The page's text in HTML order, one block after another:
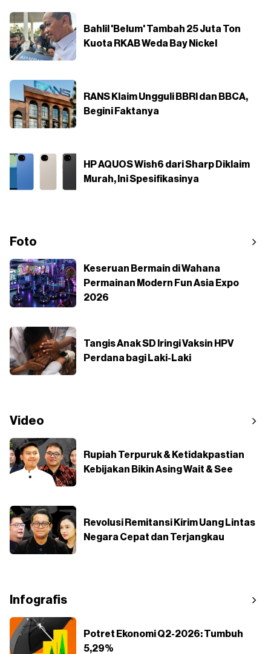
Bahlil 'Belum' Tambah 25 Juta Ton
Kuota RKAB Weda Bay Nickel
RANS Klaim Ungguli BBRI dan BBCA,
Begini Faktanya
HP AQUOS Wish6 dari Sharp Diklaim
Murah, Ini Spesifikasinya
Foto
Keseruan Bermain di Wahana
Permainan Modern Fun Asia Expo
2026
Tangis Anak SD Iringi Vaksin HPV
Perdana bagi Laki-Laki
Video
Rupiah Terpuruk & Ketidakpastian
Kebijakan Bikin Asing Wait & See
Revolusi Remitansi Kirim Uang Lintas
Negara Cepat dan Terjangkau
Infografis
Potret Ekonomi Q2-2026: Tumbuh
5,29%